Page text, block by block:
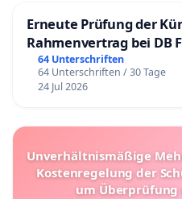
Erneute Prüfung der
Rahmenvertrag bei DB
64 Unterschriften
64 Unterschriften / 30 Tage
24 Jul 2026
Unverhältnismäßige
Kostenregelung der
um